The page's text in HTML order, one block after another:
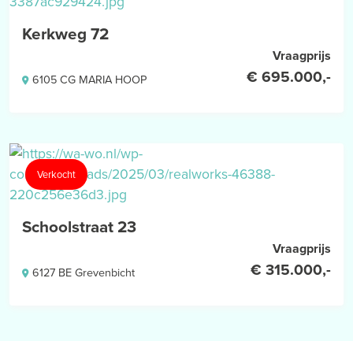
Kerkweg 72
6105 CG MARIA HOOP
Vraagprijs
€ 695.000,-
Verkocht
Schoolstraat 23
6127 BE Grevenbicht
Vraagprijs
€ 315.000,-